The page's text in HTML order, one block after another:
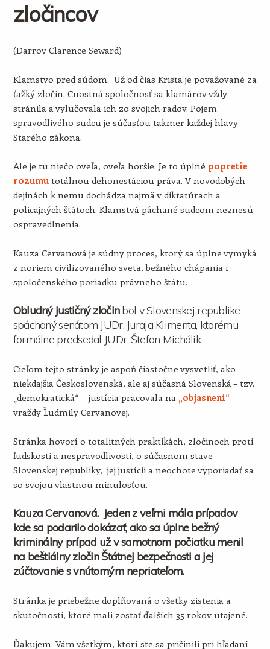
zločincov
(Darrov Clarence Seward)
Klamstvo pred súdom. Už od čias Krista je považované za
ťažký zločin. Cnostná spoločnosť sa klamárov vždy
stránila a vylučovala ich zo svojich radov. Pojem
spravodlivého sudcu je súčasťou takmer každej hlavy
Starého zákona.
Ale je tu niečo oveľa, oveľa horšie. Je to úplné popretie
rozumutotálnou dehonestáciou práva. V novodobých
dejinách k nemu dochádza najmä v diktatúrach a
policajných štátoch. Klamstvá páchané sudcom neznesú
ospravedlnenia.
Kauza Cervanová je súdny proces, ktorý sa úplne vymyká
z noriem civilizovaného sveta, bežného chápania i
spoločenského poriadku právneho štátu.
Obludný justičný zločinbol v Slovenskej republike
spáchaný senátom JUDr. Juraja Klimenta, ktorému
formálne predsedal JUDr. Štefan Michálik.
Cieľom tejto stránky je aspoň čiastočne vysvetliť, ako
niekdajšia Československá, ale aj súčasná Slovenská – tzv.
„demokratická“ - justícia pracovala na „objasnení“
vraždy Ľudmily Cervanovej.
Stránka hovorí o totalitných praktikách, zločinoch proti
ľudskosti a nespravodlivosti, o súčasnom stave
Slovenskej republiky, jej justícii a neochote vyporiadať sa
so svojou vlastnou minulosťou.
Kauza Cervanová. Jeden z veľmi mála prípadov
kde sa podarilo dokázať, ako sa úplne bežný
kriminálny prípad už v samotnom počiatku menil
na beštiálny zločin Štátnej bezpečnosti a jej
zúčtovanie s vnútorným nepriateľom.
Stránka je priebežne doplňovaná o všetky zistenia a
skutočnosti, ktoré mali zostať ďalších 35 rokov utajené.
Ďakujem. Vám všetkým, ktorí ste sa pričinili pri hľadaní